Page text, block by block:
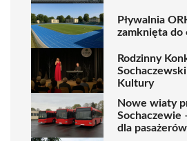
Pływalnia
zamknięta do
Rodzinny
Kultury
Nowe wiaty
Sochaczewie
dla pasażerów